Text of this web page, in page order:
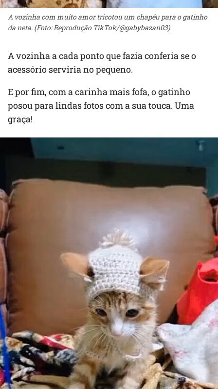
A vozinha com muito amor tricotou um chapéu para o gatinho
da neta. (Foto: Reprodução TikTok/@gabybazan03)
A vozinha a cada ponto que fazia conferia se o
acessório serviria no pequeno.
E por fim, com a carinha mais fofa, o gatinho
posou para lindas fotos com a sua touca. Uma
graça!